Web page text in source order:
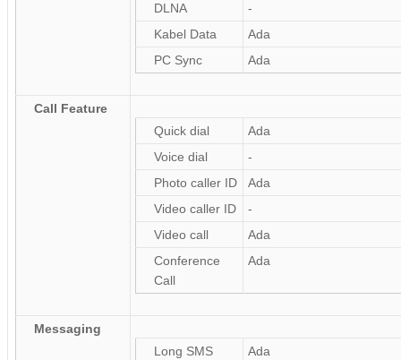
DLNA
-
Kabel Data
Ada
PC Sync
Ada
Call Feature
Quick dial
Ada
Voice dial
-
Photo caller ID
Ada
Video caller ID
-
Video call
Ada
Conference
Call
Ada
Messaging
Long SMS
Ada